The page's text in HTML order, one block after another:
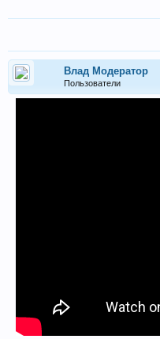
Влад Модератор
Пользователи